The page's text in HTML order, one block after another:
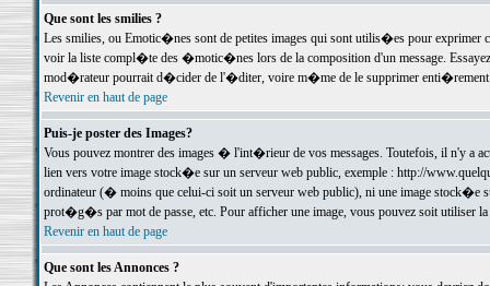
Que sont les smilies ?
Les smilies, ou Emotic�nes sont de petites images qui sont utilis�es pour exprimer
voir la liste compl�te des �motic�nes lors de la composition d'un message.
mod�rateur pourrait d�cider de l'�diter, voire m�me de le supprimer
Revenir en haut de page
Puis-je poster des Images?
Vous pouvez montrer des images � l'int�rieur de vos messages. Toutefois, il n'y a
lien vers votre image stock�e sur un serveur web public, exemple : http://
ordinateur (� moins que celui-ci soit un serveur web public), ni une image stock�e
prot�g�s par mot de passe, etc. Pour afficher une image, vous pouvez soit
Revenir en haut de page
Que sont les Annonces ?